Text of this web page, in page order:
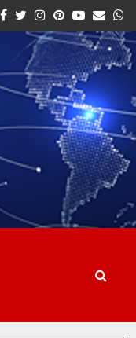
Facebook
Twitter
Instagram
Pinterest
Youtube
Email